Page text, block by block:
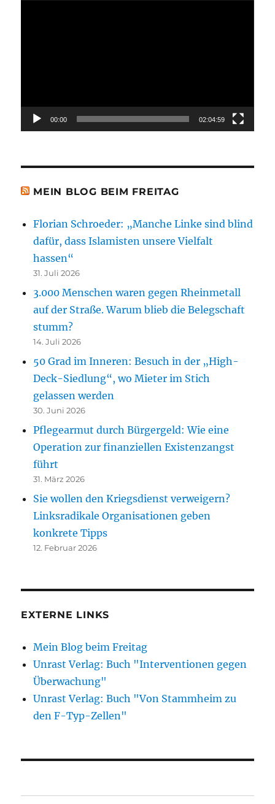
00:00 02:04:59
MEIN BLOG BEIM FREITAG
Florian Schroeder: „Manche Linke sind blind
dafür, dass Islamisten unsere Vielfalt
hassen“
31. Juli 2026
3.000 Menschen waren gegen Rheinmetall
auf der Straße. Warum blieb die Belegschaft
stumm?
14. Juli 2026
50 Grad im Inneren: Besuch in der „High-
Deck-Siedlung“, wo Mieter im Stich
gelassen werden
30. Juni 2026
Pflegearmut durch Bürgergeld: Wie eine
Operation zur finanziellen Existenzangst
führt
31. März 2026
Sie wollen den Kriegsdienst verweigern?
Linksradikale Organisationen geben
konkrete Tipps
12. Februar 2026
EXTERNE LINKS
Mein Blog beim Freitag
Unrast Verlag: Buch "Interventionen gegen
Überwachung"
Unrast Verlag: Buch "Von Stammheim zu
den F-Typ-Zellen"